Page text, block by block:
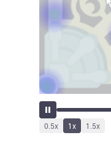
0.5x 1x 1.5x